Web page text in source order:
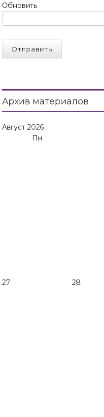
Обновить
Отправить
Архив материалов
Август 2026
Пн
27 28